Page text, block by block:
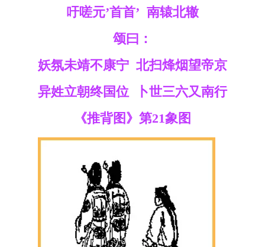
吁嗟元’首首’ 南辕北辙
颂曰：
妖氛未靖不康宁 北扫烽烟望帝京
异姓立朝终国位 卜世三六又南行
《推背图》第21象图